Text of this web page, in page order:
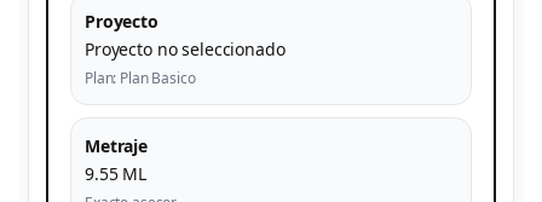
Proyecto
Proyecto no seleccionado
Plan: Plan Basico
Metraje
9.55 ML